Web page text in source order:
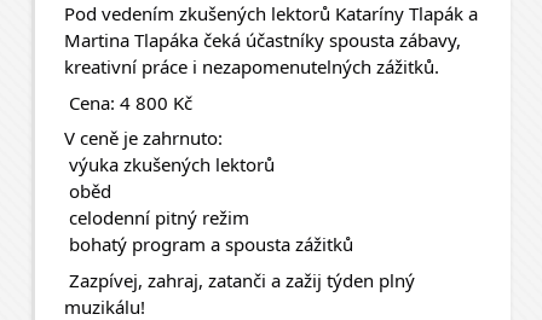
Pod vedením zkušených lektorů Kataríny Tlapák a
Martina Tlapáka čeká účastníky spousta zábavy,
kreativní práce i nezapomenutelných zážitků.
Cena: 4 800 Kč
V ceně je zahrnuto:
výuka zkušených lektorů
oběd
celodenní pitný režim
bohatý program a spousta zážitků
muzikálu!